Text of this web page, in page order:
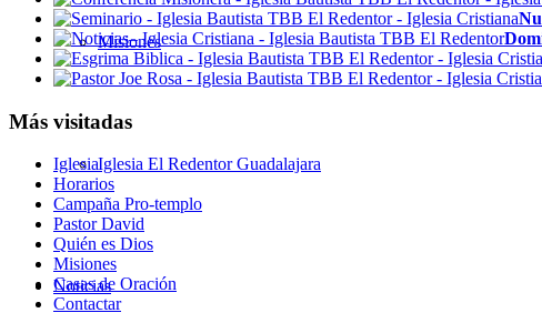
Misiones
Iglesia El Redentor Guadalajara
Noticias
Más visitadas
Iglesia
Horarios
Campaña Pro-templo
Pastor David
Quién es Dios
Misiones
Casas de Oración
Contactar